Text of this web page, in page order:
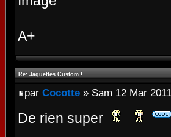
A+
Re: Jaquettes Custom !
par Cocotte » Sam 12 Mar
De rien super